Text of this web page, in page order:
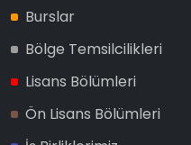
Burslar
Bölge Temsilcilikleri
Lisans Bölümleri
Ön Lisans Bölümleri